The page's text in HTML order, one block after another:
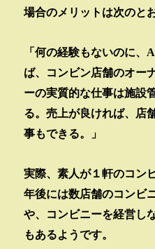
場合のメリットは次のと
「何の経験もないのに、 A
ば、コンビン店舗のオー
ーの実質的な仕事は施設
る。売上が良ければ、店
事もできる。」
実際、素人が１軒のコン
年後には数店舗のコンビ
や、コンビニーを経営し
もあるようです。